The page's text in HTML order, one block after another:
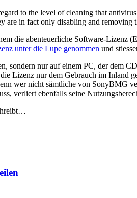
to the level of cleaning that
are in fact only disabling and
die abenteuerliche Software-
unter die Lupe genommen und
sondern nur auf einem PC, der dem
Lizenz nur dem Gebrauch im Inland
wer nicht sämtliche von SonyBMG
verliert ebenfalls seine